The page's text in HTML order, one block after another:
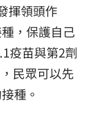
揮領頭作
，保護自己
疫苗與第2劑
民眾可以先
種。